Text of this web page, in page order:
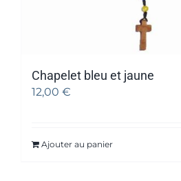
Chapelet bleu et jaune
12,00 €
Ajouter au panier